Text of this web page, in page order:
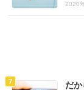
2020
だ